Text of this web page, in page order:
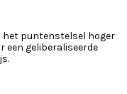
het puntenstelsel hoger
een geliberaliseerde